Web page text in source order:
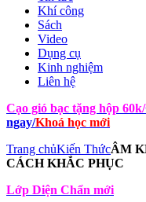
Khí công
Sách
Video
Dụng cụ
Kinh nghiệm
Liên hệ
Cạo gió bạc tặng hộp 60k/
ngay/Khoá học mới
Trang chủKiến ThứcÂM
CÁCH KHẮC PHỤC
Lớp Diện Chẩn mới